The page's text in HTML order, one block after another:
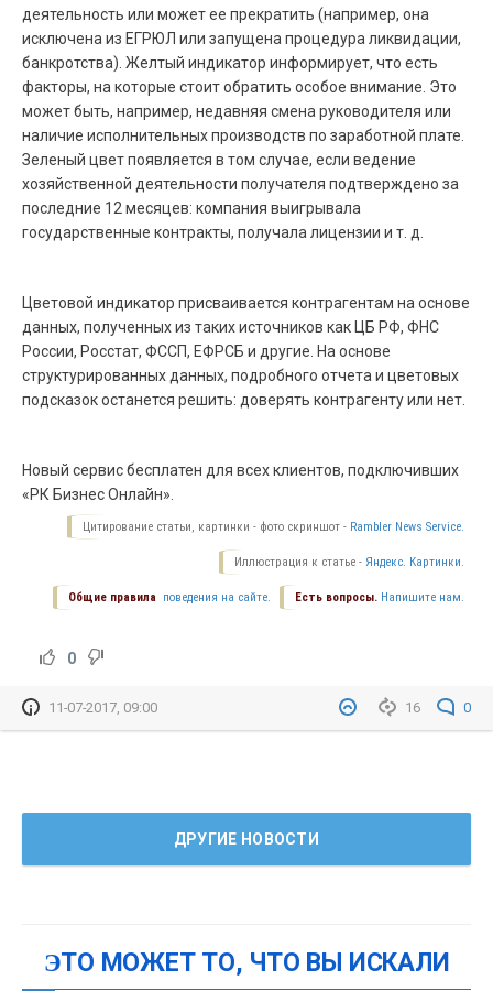
деятельность или может ее прекратить (например, она
исключена из ЕГРЮЛ или запущена процедура ликвидации,
банкротства). Желтый индикатор информирует, что есть
факторы, на которые стоит обратить особое внимание. Это
может быть, например, недавняя смена руководителя или
наличие исполнительных производств по заработной плате.
Зеленый цвет появляется в том случае, если ведение
хозяйственной деятельности получателя подтверждено за
последние 12 месяцев: компания выигрывала
государственные контракты, получала лицензии и т. д.
Цветовой индикатор присваивается контрагентам на основе
данных, полученных из таких источников как ЦБ РФ, ФНС
России, Росстат, ФССП, ЕФРСБ и другие. На основе
структурированных данных, подробного отчета и цветовых
подсказок останется решить: доверять контрагенту или нет.
Новый сервис бесплатен для всех клиентов, подключивших
«РК Бизнес Онлайн».
Цитирование статьи, картинки - фото скриншот - Rambler News Service.
Иллюстрация к статье - Яндекс. Картинки.
Есть вопросы. Напишите нам.
Общие правила поведения на сайте.
0
16 0
11-07-2017, 09:00
ДРУГИЕ НОВОСТИ
ЭТО МОЖЕТ ТО, ЧТО ВЫ ИСКАЛИ